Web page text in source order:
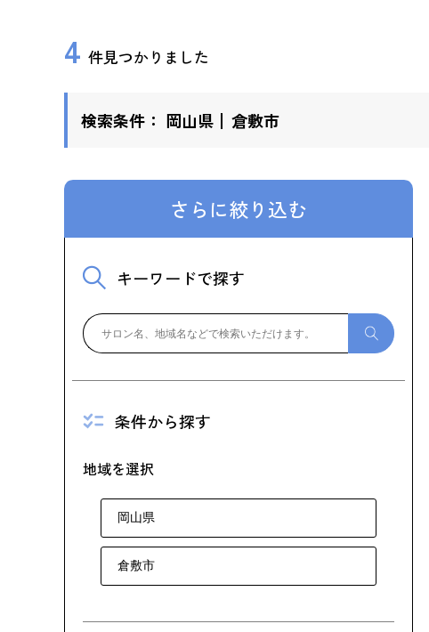
4 件見つかりました
検索条件： 岡山県 倉敷市
さらに絞り込む
キーワードで探す
条件から探す
地域を選択